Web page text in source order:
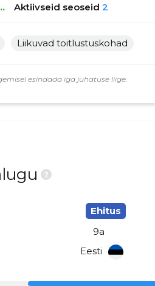
Aktiivseid seoseid 2
Liikuvad toitlustuskohad
esindada iga juhatuse liige.
?
Ehitus
9a
Eesti